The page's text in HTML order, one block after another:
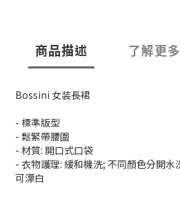
商品描述 了解更多
Bossini 女装長裙
- 標準版型
- 鬆緊帶腰圍
- 材質: 開口式口袋
- 衣物護理: 緩和機洗; 不同顏色分開水
可漂白